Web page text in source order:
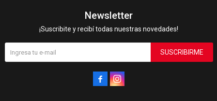
Newsletter
¡Suscribite y recibí todas nuestras novedades!
SUSCRIBIRME
 